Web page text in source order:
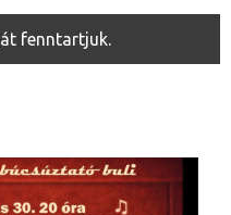
fenntartjuk.